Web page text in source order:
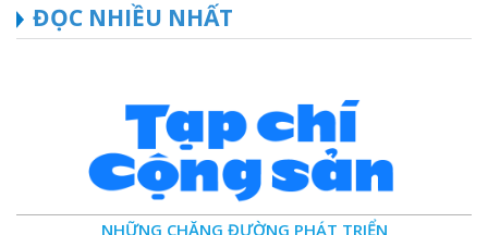
ĐỌC NHIỀU NHẤT
NHỮNG CHẶNG ĐƯỜNG PHÁT TRIỂN